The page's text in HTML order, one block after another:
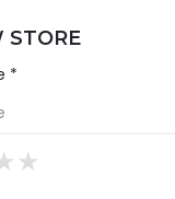
STORE
*
★